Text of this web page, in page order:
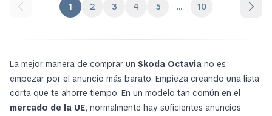
1 2 3 4 5 ... 10
La mejor manera de comprar un Skoda Octavia no es
empezar por el anuncio más barato. Empieza creando una lista
corta que te ahorre tiempo. En un modelo tan común en el
mercado de la UE, normalmente hay suficientes anuncios